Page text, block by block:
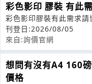
彩色影印 膠裝 有此
彩色影印膠裝有此需求請
刊登日:2026/08/05
來自:詢價官網
想問有沒有A4 160
價格